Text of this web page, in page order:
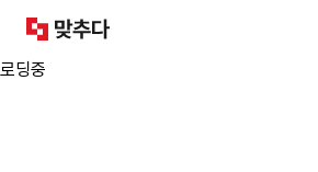
로딩중